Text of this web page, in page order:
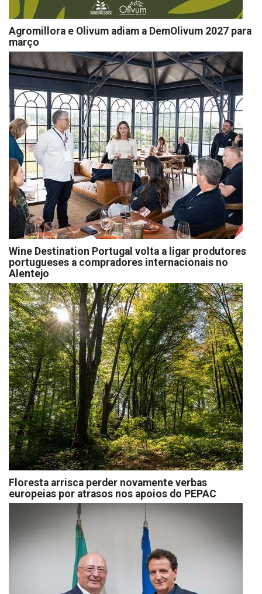
Agromillora e Olivum adiam a DemOlivum 2027 para
março
Wine Destination Portugal volta a ligar produtores
portugueses a compradores internacionais no
Alentejo
Floresta arrisca perder novamente verbas
europeias por atrasos nos apoios do PEPAC